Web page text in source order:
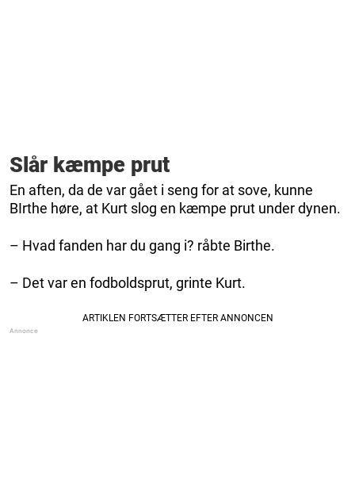
Slår kæmpe prut
En aften, da de var gået i seng for at sove, kunne
BIrthe høre, at Kurt slog en kæmpe prut under dynen.
– Hvad fanden har du gang i? råbte Birthe.
– Det var en fodboldsprut, grinte Kurt.